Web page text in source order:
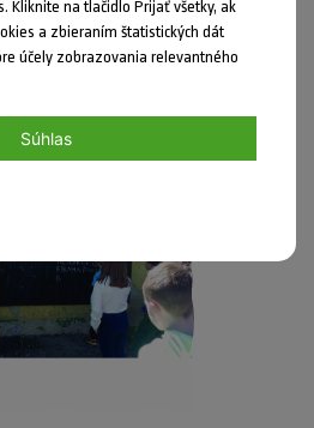
Paseke
od Stromáčikov z Hlohovca.
Kliknite na tlačidlo Prijať všetky, ak
a zbieraním štatistických dát
účely zobrazovania relevantného
Súhlas